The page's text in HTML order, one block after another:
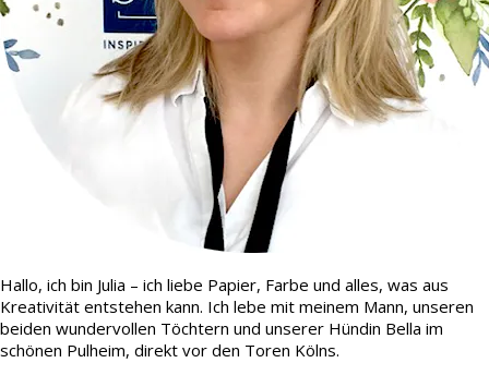
Hallo, ich bin Julia – ich liebe Papier, Farbe und alles, was aus
Kreativität entstehen kann. Ich lebe mit meinem Mann, unseren
beiden wundervollen Töchtern und unserer Hündin Bella im
schönen Pulheim, direkt vor den Toren Kölns.